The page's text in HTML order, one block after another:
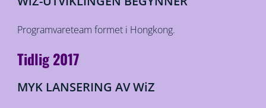
Programvareteam formet i Hongkong.
Tidlig 2017
MYK LANSERING AV WiZ